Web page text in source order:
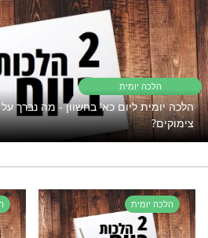
טוב וחסד"
את השפע אבל
תוכן בנושא הלכה